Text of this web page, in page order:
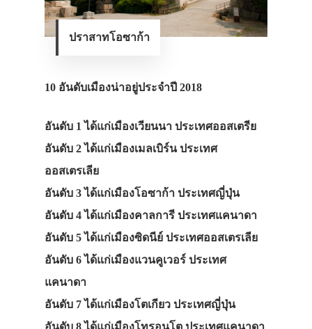
ปราสาทโอซาก้า
10 อันดับเมืองน่าอยู่ประจำปี 2018
อันดับ 1 ได้แก่เมืองเวียนนา ประเทศออสเตรีย
อันดับ 2 ได้แก่เมืองเมลเบิร์น ประเทศ
ออสเตรเลีย
อันดับ 3 ได้แก่เมืองโอซาก้า ประเทศญี่ปุ่น
อันดับ 4 ได้แก่เมืองคาลการี ประเทศแคนาดา
อันดับ 5 ได้แก่เมืองซิดนีย์ ประเทศออสเตรเลีย
อันดับ 6 ได้แก่เมืองแวนคูเวอร์ ประเทศ
แคนาดา
อันดับ 7 ได้แก่เมืองโตเกียว ประเทศญี่ปุ่น